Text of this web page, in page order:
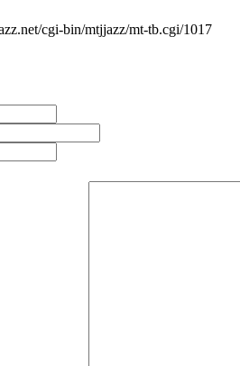
cgi-bin/mtjjazz/mt-tb.cgi/1017